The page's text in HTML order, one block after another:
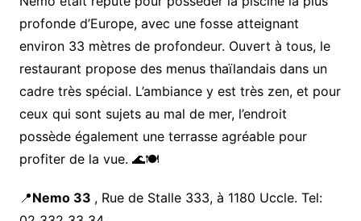
profonde d’Europe, avec une fosse atteignant
environ 33 mètres de profondeur. Ouvert à tous, le
restaurant propose des menus thaïlandais dans un
cadre très spécial. L’ambiance y est très zen, et pour
ceux qui sont sujets au mal de mer, l’endroit
possède également une terrasse agréable pour
profiter de la vue. 🌊🍽️
📍Nemo 33 , Rue de Stalle 333, à 1180 Uccle. Tel: